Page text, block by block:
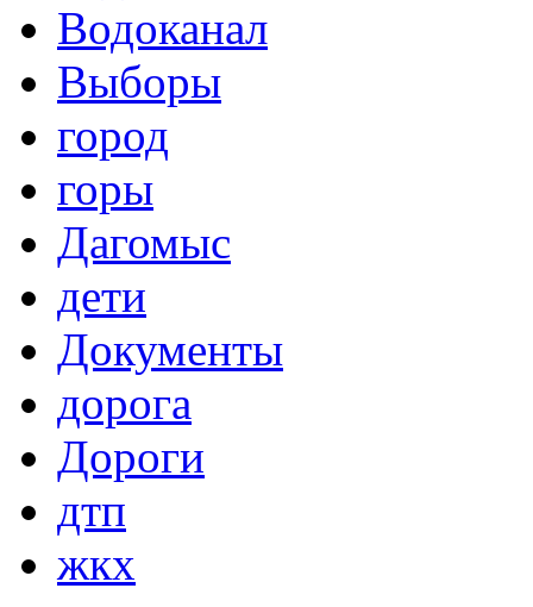
Водоканал
Выборы
город
горы
Дагомыс
дети
Документы
дорога
Дороги
дтп
жкх